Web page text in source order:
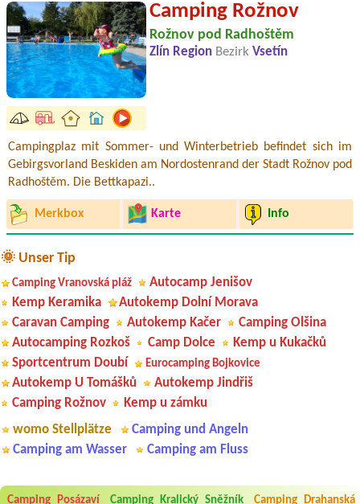
Camping Rožnov
Rožnov pod Radhoštěm
Zlín Region Bezirk Vsetín
Campingplaz mit Sommer- und Winterbetrieb befindet sich im
Gebirgsvorland Beskiden am Nordostenrand der Stadt Rožnov pod
Radhoštěm. Die Bettkapazi..
Merkbox Karte Info
🌞 Unser Tip
Camping Vranovská pláž
Autocamp Jenišov
Kemp Keramika
Autokemp Dolní Morava
Caravan Camping
Autokemp Kačer
Camping Olšina
Autocamping Rozkoš
Camp Dolce
Kemp u Kukačků
Sportcentrum Doubí
Eurocamping Bojkovice
Autokemp U Tomášků
Autokemp Jindřiš
Camping Rožnov
Kemp u zámku
womo Stellplätze
Camping und Angeln
Camping am Wasser
Camping am Fluss
Camping Posázaví Camping Kralický Sněžník Camping Drahanská